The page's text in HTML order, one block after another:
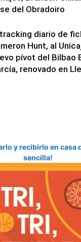
del Obradoiro
diario de
Hunt, al
pívot del Bilbao
renovado en
y recibirlo en casa
sencilla!